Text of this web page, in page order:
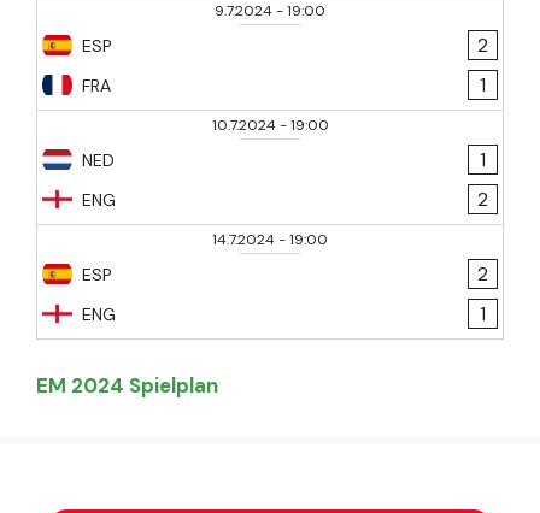
9.7.2024-19:00
ESP
FRA
2
1
10.7.2024-19:00
NED
ENG
1
2
14.7.2024-19:00
ESP
ENG
2
1
EM 2024 Spielplan